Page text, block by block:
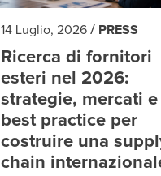
14 Luglio, 2026/ PRESS
Ricerca di fornitori
esteri nel 2026:
strategie, mercati e
best practice per
costruire una
chain